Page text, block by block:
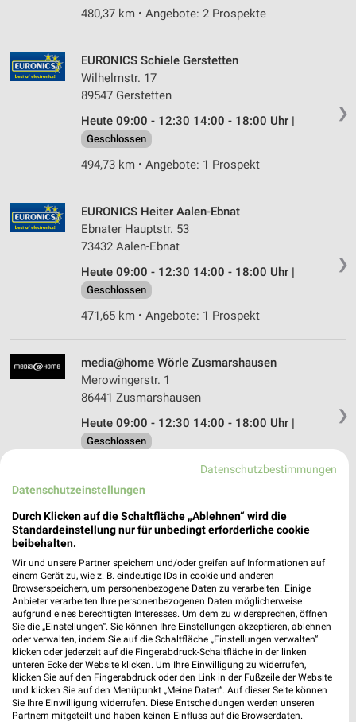
480,37 km • Angebote: 2 Prospekte
❯
EURONICS Schiele Gerstetten
Wilhelmstr. 17
89547 Gerstetten
Heute 09:00 - 12:30 14:00 - 18:00 Uhr |
Geschlossen
494,73 km • Angebote: 1 Prospekt
❯
EURONICS Heiter Aalen-Ebnat
Ebnater Hauptstr. 53
73432 Aalen-Ebnat
Heute 09:00 - 12:30 14:00 - 18:00 Uhr |
Geschlossen
471,65 km • Angebote: 1 Prospekt
❯
media@home Wörle Zusmarshausen
Merowingerstr. 1
86441 Zusmarshausen
Heute 09:00 - 12:30 14:00 - 18:00 Uhr |
Geschlossen
MediaMarkt Saturn Nördlingen
Raiffeisenstraße 4
Heute 10:00 - 19:00 Uhr | Geschlossen
456,32 km • Angebote: 1 Prospekt
MediaMarkt Saturn Donauwörth
Artur-Proeller-Str. 11
86609 Donauwörth
Heute 10:00 - 19:00 Uhr | Geschlossen
Datenschutzbestimmungen
Datenschutzeinstellungen
Durch Klicken auf die Schaltfläche „Ablehnen“ wird die
Standardeinstellung nur für unbedingt erforderliche cookie
beibehalten.
Wir und unsere Partner speichern und/oder greifen auf Informationen auf
einem Gerät zu, wie z. B. eindeutige IDs in cookie und anderen
Browserspeichern, um personenbezogene Daten zu verarbeiten. Einige
Anbieter verarbeiten Ihre personenbezogenen Daten möglicherweise
aufgrund eines berechtigten Interesses. Um dem zu widersprechen, öffnen
Sie die „Einstellungen“. Sie können Ihre Einstellungen akzeptieren, ablehnen
oder verwalten, indem Sie auf die Schaltfläche „Einstellungen verwalten“
klicken oder jederzeit auf die Fingerabdruck-Schaltfläche in der linken
unteren Ecke der Website klicken. Um Ihre Einwilligung zu widerrufen,
klicken Sie auf den Fingerabdruck oder den Link in der Fußzeile der Website
und klicken Sie auf den Menüpunkt „Meine Daten“. Auf dieser Seite können
Sie Ihre Einwilligung widerrufen. Diese Entscheidungen werden unseren
Partnern mitgeteilt und haben keinen Einfluss auf die Browserdaten.